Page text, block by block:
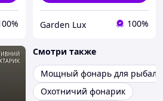
Garden Lux 100%
Смотри также
Мощный фонарь для
Охотничий фонарик